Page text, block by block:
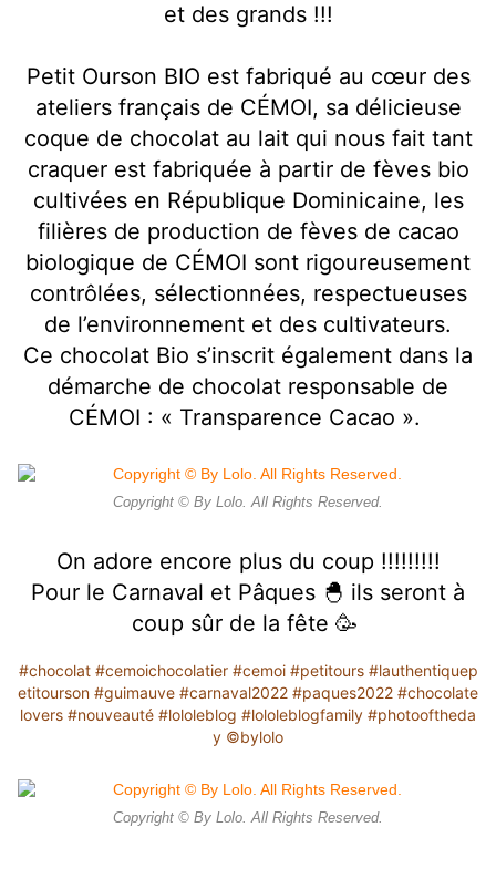
et des grands !!!
Petit Ourson BIO est fabriqué au cœur des
ateliers français de CÉMOI, sa délicieuse
coque de chocolat au lait qui nous fait tant
craquer est fabriquée à partir de fèves bio
cultivées en République Dominicaine, les
filières de production de fèves de cacao
biologique de CÉMOI sont rigoureusement
contrôlées, sélectionnées, respectueuses
de l’environnement et des cultivateurs.
Ce chocolat Bio s’inscrit également dans la
démarche de chocolat responsable de
CÉMOI : « Transparence Cacao ».
Copyright © By Lolo. All Rights Reserved.
On adore encore plus du coup !!!!!!!!!
Pour le Carnaval et Pâques 🐣 ils seront à
coup sûr de la fête 🥳
#chocolat #cemoichocolatier #cemoi #petitours #lauthentiquep
etitourson #guimauve #carnaval2022 #paques2022 #chocolate
lovers #nouveauté #lololeblog #lololeblogfamily #photooftheda
y ©️bylolo
Copyright © By Lolo. All Rights Reserved.